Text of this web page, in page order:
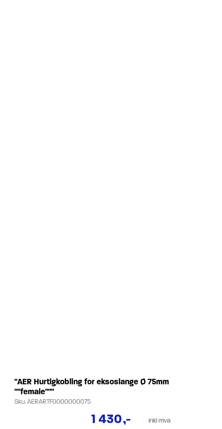
"AER Hurtigkobling for eksoslange Ø 75mm
""female"""
Sku.AERARTF0000000075
1 430,- inkl mva